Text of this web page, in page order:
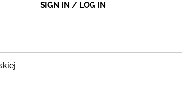
SIGN IN / LOG IN